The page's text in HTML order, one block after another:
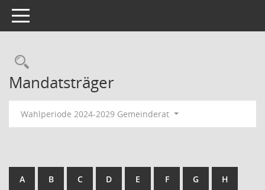
Toggle navigation
Rechercheauswahl
Mandatsträger
Wahlperiode 2024-2029 Gemeinderat
A B C D E F G H